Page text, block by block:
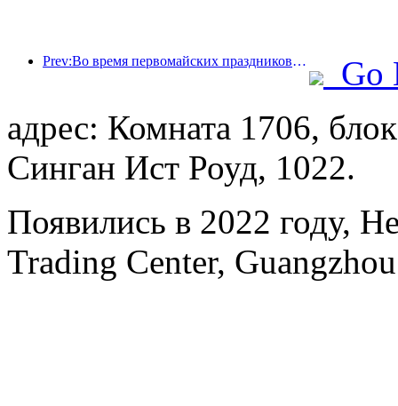
Prev:Во время первомайских праздников по железной дороге в дельте реки Янцзы было перевезено более 21,38 миллиона пассажиров.
Go
адрес: Комната 1706,
Синган Ист Роуд, 1022.
Появились в 2022 году,
Trading Center,